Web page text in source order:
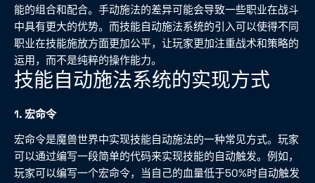
能的组合和配合。手动施法的差异可能会导致一些职业在战斗
中具有更大的优势。而技能自动施法系统的引入可以使得不同
职业在技能施放方面更加公平，让玩家更加注重战术和策略的
运用，而不是纯粹的操作能力。
技能自动施法系统的实现方式
1. 宏命令
宏命令是魔兽世界中实现技能自动施法的一种常见方式。玩家
可以通过编写一段简单的代码来实现技能的自动触发。例如，
玩家可以编写一个宏命令，当自己的血量低于50%时自动触发